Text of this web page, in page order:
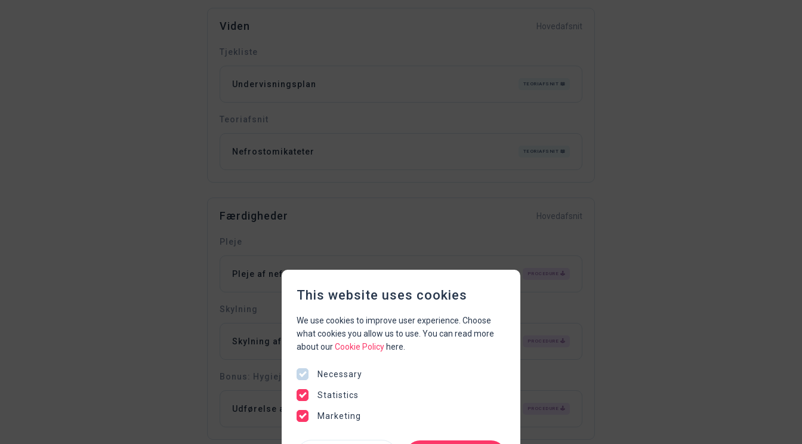
Viden Hovedafsnit
Tjekliste
Undervisningsplan TEORIAFSNIT 📖
Teoriafsnit
Nefrostomikateter TEORIAFSNIT 📖
Færdigheder Hovedafsnit
Pleje
Pleje af nefrostomikateter PROCEDURE 🕹️
Skylning
Skylning af nefrostomikateter PROCEDURE 🕹️
Bonus: Hygiejen
Udførelse af hånddesinfektion PROCEDURE 🕹️
This website uses cookies
We use cookies to improve user experience. Choose
what cookies you allow us to use. You can read more
about ourCookie Policy here.
Necessary
Statistics
Marketing